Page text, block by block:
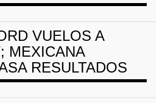
VUELOS A
MEXICANA
RESULTADOS